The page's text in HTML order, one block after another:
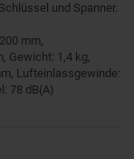
und Spanner.
mm,
Gewicht: 1,4 kg,
Lufteinlassgewinde:
78 dB(A)